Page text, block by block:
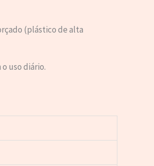
(plástico de alta
uso diário.